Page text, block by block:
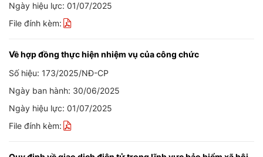
Ngày hiệu lực: 01/07/2025
File đính kèm:
Về hợp đồng thực hiện nhiệm vụ của công chức
Số hiệu: 173/2025/NĐ-CP
Ngày ban hành: 30/06/2025
Ngày hiệu lực: 01/07/2025
File đính kèm: